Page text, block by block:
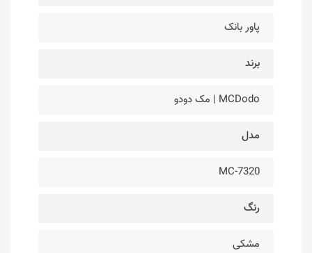
پاور بانک
برند
MCDodo | مک دودو
مدل
MC-7320
رنگ
مشکی